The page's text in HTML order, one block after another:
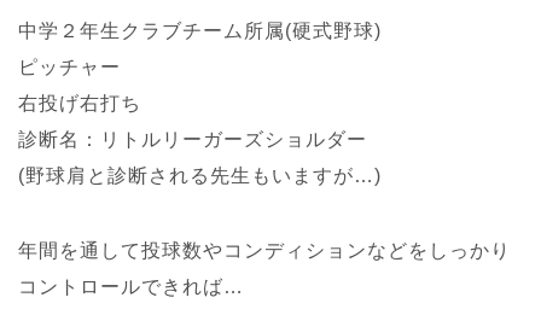
中学２年生クラブチーム所属(硬式野球)
ピッチャー
右投げ右打ち
診断名：リトルリーガーズショルダー
(野球肩と診断される先生もいますが…)
年間を通して投球数やコンディションなどをしっかり
コントロールできれば…